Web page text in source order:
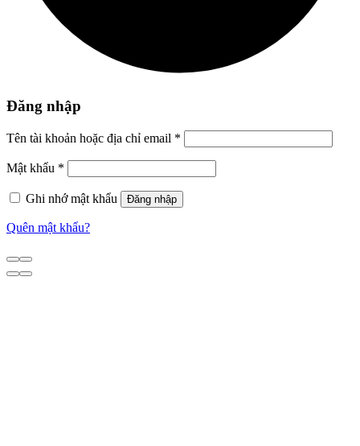
Đăng nhập
Tên tài khoản hoặc địa chỉ email *
Mật khẩu *
Ghi nhớ mật khẩu Đăng nhập
Quên mật khẩu?